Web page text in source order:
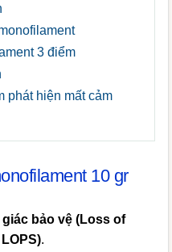
3 điểm
phát hiện mất cảm
10 gr
giác bảo vệ (Loss of
.